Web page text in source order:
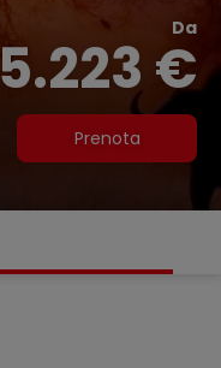
Da
5.223 €
Prenota